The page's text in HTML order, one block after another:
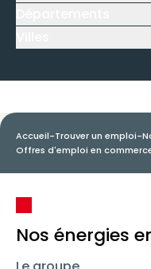
Accueil-Trouver un emploi-
Offres d'emploi en
Nos énergies